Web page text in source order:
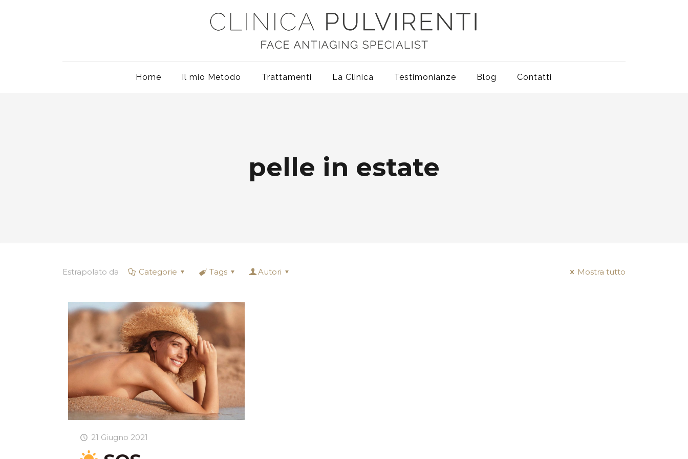
Home Il mio Metodo Trattamenti La Clinica Testimonianze Blog Contatti
pelle in estate
Estrapolato da Categorie Tags Autori Mostra tutto
21 Giugno 2021